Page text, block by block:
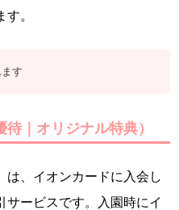
。
す
｜オリジナル特典）
は、イオンカードに入会し
サービスです。入園時にイ